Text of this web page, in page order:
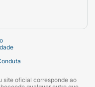
site oficial corresponde ao